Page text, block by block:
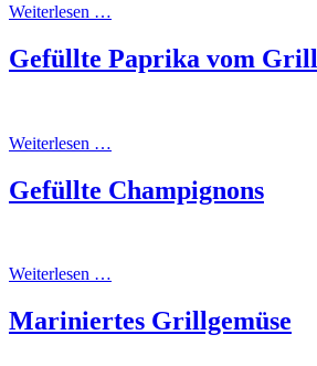
Weiterlesen …
Gefüllte Paprika vom Grill
Weiterlesen …
Gefüllte Champignons
Weiterlesen …
Mariniertes Grillgemüse